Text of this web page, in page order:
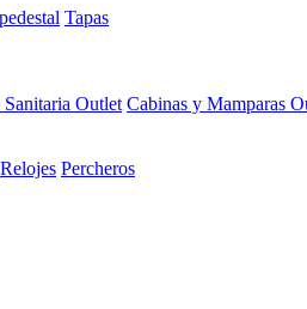
Tapas
Outlet Cabinas y Mamparas
Relojes Percheros